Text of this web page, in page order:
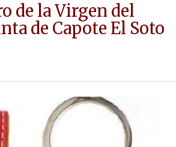
de la Virgen del
de Capote El Soto